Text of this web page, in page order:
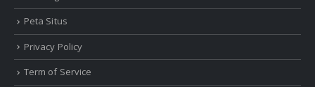
Peta Situs
Privacy Policy
Term of Service